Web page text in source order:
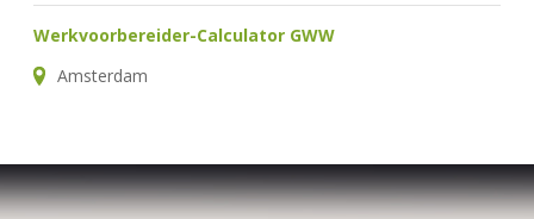
Werkvoorbereider-Calculator GWW
Amsterdam